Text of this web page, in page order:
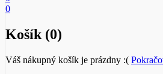
0
Košík (0)
Váš nákupný košík je prázdny :(